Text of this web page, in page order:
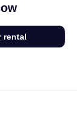
rental